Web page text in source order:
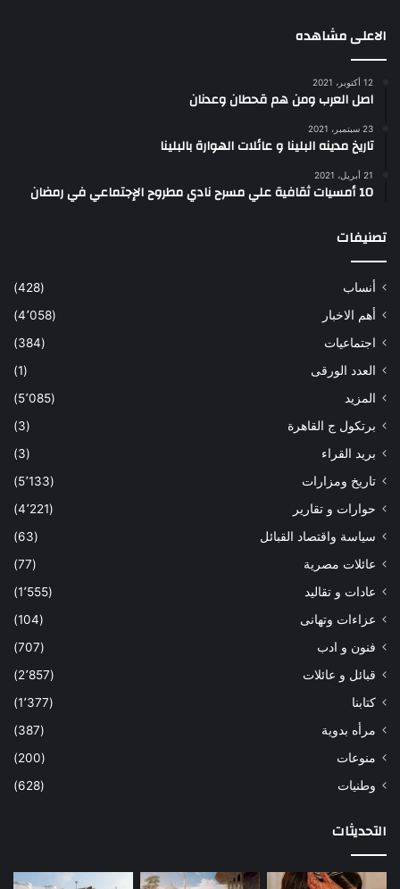
الاعلى مشاهده
12 أكتوبر، 2021
اصل العرب ومن هم قحطان وعدنان
23 سبتمبر، 2021
تاريخ مدينه البلينا و عائلات الهوارة بالبلينا
21 أبريل، 2021
10 أمسيات ثقافية علي مسرح نادي مطروح الإجتماعي في رمضان
تصنيفات
أنساب
(428)
أهم الاخبار
(4٬058)
اجتماعيات
(384)
العدد الورقى
(1)
المزيد
(5٬085)
برتكول ج القاهرة
(3)
بريد القراء
(3)
تاريخ ومزارات
(5٬133)
حوارات و تقارير
(4٬221)
سياسة واقتصاد القبائل
(63)
عائلات مصرية
(77)
عادات و تقاليد
(1٬555)
عزاءات وتهانى
(104)
فنون و ادب
(707)
قبائل و عائلات
(2٬857)
كتابنا
(1٬377)
مرأه بدوية
(387)
منوعات
(200)
وطنيات
(628)
التحديثات